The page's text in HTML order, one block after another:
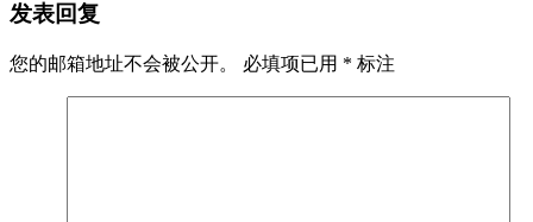
发表回复
您的邮箱地址不会被公开。 必填项已用 * 标注